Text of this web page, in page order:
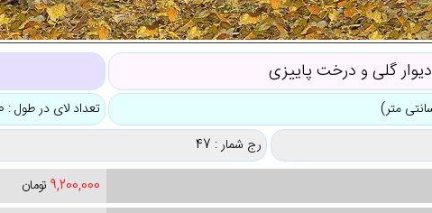
دیوار گلی و درخت پاییزی
تعداد لای در طول : 600 (89 سانتی متر)
رج شمار : 47
9,200,000 تومان